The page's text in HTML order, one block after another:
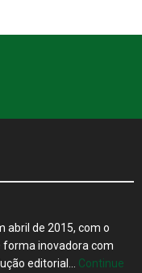
abril de 2015, com o
forma inovadora com
editorial… Continue